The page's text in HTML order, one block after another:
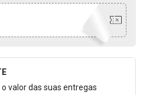
o Frete
valor das suas entregas